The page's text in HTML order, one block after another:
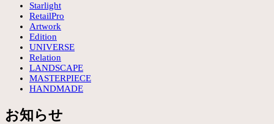
Starlight
RetailPro
Artwork
Edition
UNIVERSE
Relation
LANDSCAPE
MASTERPIECE
HANDMADE
お知らせ